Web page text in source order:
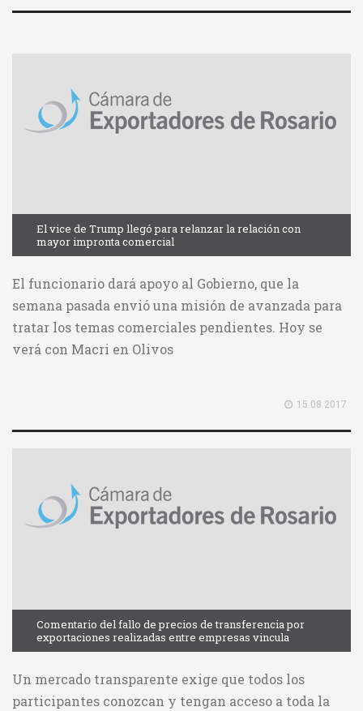
El vice de Trump llegó para relanzar la relación con
mayor impronta comercial
El funcionario dará apoyo al Gobierno, que la
semana pasada envió una misión de avanzada para
tratar los temas comerciales pendientes. Hoy se
verá con Macri en Olivos
15.08.2017
Comentario del fallo de precios de transferencia por
exportaciones realizadas entre empresas vincula
Un mercado transparente exige que todos los
participantes conozcan y tengan acceso a toda la